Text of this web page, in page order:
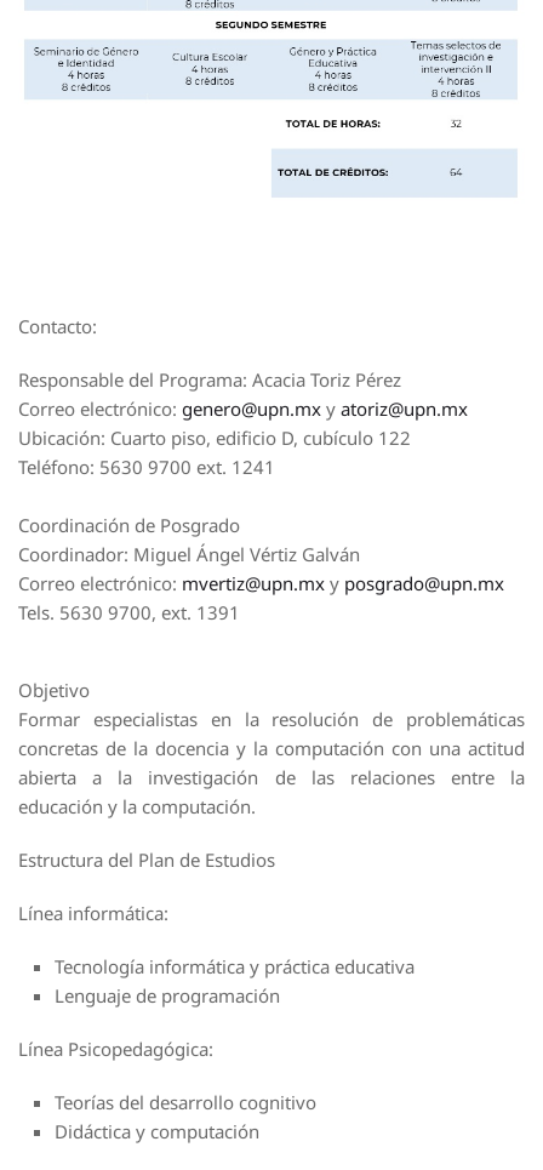
Contacto:
Responsable del Programa: Acacia Toriz Pérez
Correo electrónico: genero@upn.mx y atoriz@upn.mx
Ubicación: Cuarto piso, edificio D, cubículo 122
Teléfono: 5630 9700 ext. 1241
Coordinación de Posgrado
Coordinador: Miguel Ángel Vértiz Galván
Correo electrónico: mvertiz@upn.mx y posgrado@upn.mx
Tels. 5630 9700, ext. 1391
Objetivo
Formar especialistas en la resolución de problemáticas
concretas de la docencia y la computación con una actitud
abierta a la investigación de las relaciones entre la
educación y la computación.
Estructura del Plan de Estudios
Línea informática:
Tecnología informática y práctica educativa
Lenguaje de programación
Línea Psicopedagógica:
Teorías del desarrollo cognitivo
Didáctica y computación